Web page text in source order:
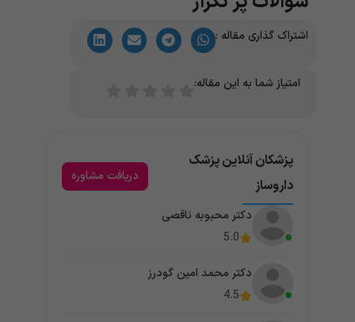
اشتراک گذاری مقاله :
امتیاز شما به این مقاله:
پزشکان آنلاین پزشک
داروساز
دریافت مشاوره
دکتر محبوبه ناقصی
5.0
دکتر محمد امین گودرز
4.5